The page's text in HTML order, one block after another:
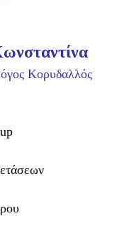
Κορυδαλλός